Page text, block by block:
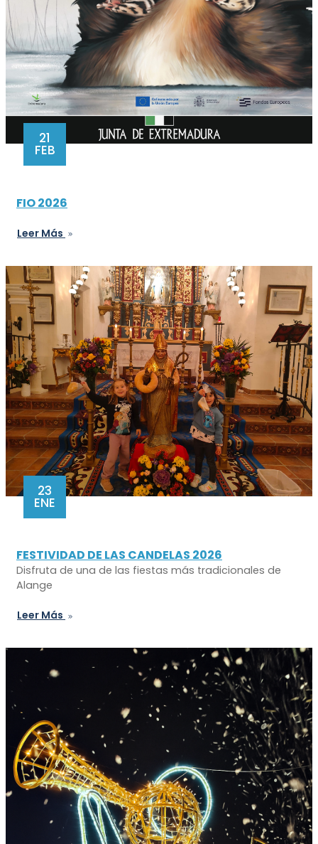
21
FEB
FIO 2026
Leer Más
23
ENE
FESTIVIDAD DE LAS CANDELAS 2026
Disfruta de una de las fiestas más tradicionales de
Alange
Leer Más